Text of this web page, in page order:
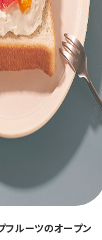
フルーツのオープン